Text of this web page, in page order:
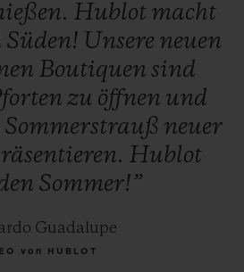
Hublot macht
Süden! Unsere neuen
Boutiquen sind
zu öffnen und
Sommerstrauß neuer
Hublot
Sommer!”
Guadalupe
von HUBLOT
EINE BOUTIQUE FINDEN